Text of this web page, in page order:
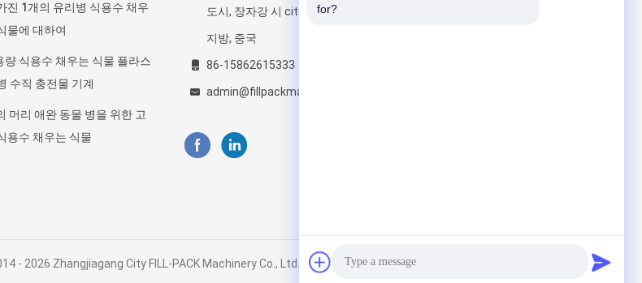
진 1개의 유리병 식용수 채우
물에 대하여
량 식용수 채우는 식물 플라스
수직 충전물 기계
머리 애완 동물 병을 위한 고
용수 채우는 식물
도시, 장자강 시 city,JiangSu
지방, 중국
86-15862615333
admin@fillpackmachine.com
- 2026 Zhangjiagang City FILL-PACK Machinery Co., Ltd. All Rights Reserved.
for?